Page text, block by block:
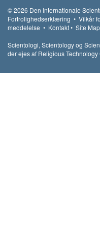
© 2026 Den Internationale
Fortrolighedserklæring • Vilkår
meddelelse • Kontakt• Site Map
Scientologi, Scientology og
der ejes af Religious